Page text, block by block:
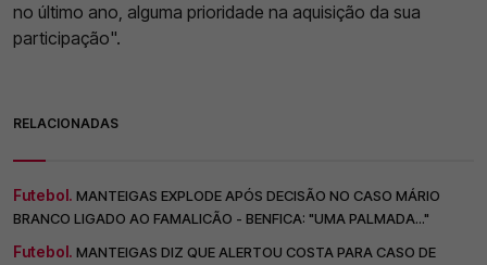
no último ano, alguma prioridade na aquisição da sua
participação".
RELACIONADAS
Futebol. MANTEIGAS EXPLODE APÓS DECISÃO NO CASO MÁRIO
BRANCO LIGADO AO FAMALICÃO - BENFICA: "UMA PALMADA..."
Futebol. MANTEIGAS DIZ QUE ALERTOU COSTA PARA CASO DE